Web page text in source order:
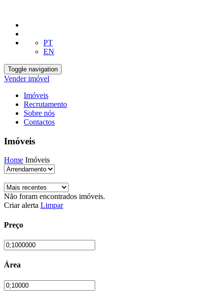
PT
EN
Toggle navigation
Vender imóvel
Imóveis
Recrutamento
Sobre nós
Contactos
Imóveis
Home Imóveis
Não foram encontrados imóveis.
Criar alerta Limpar
Preço
Área